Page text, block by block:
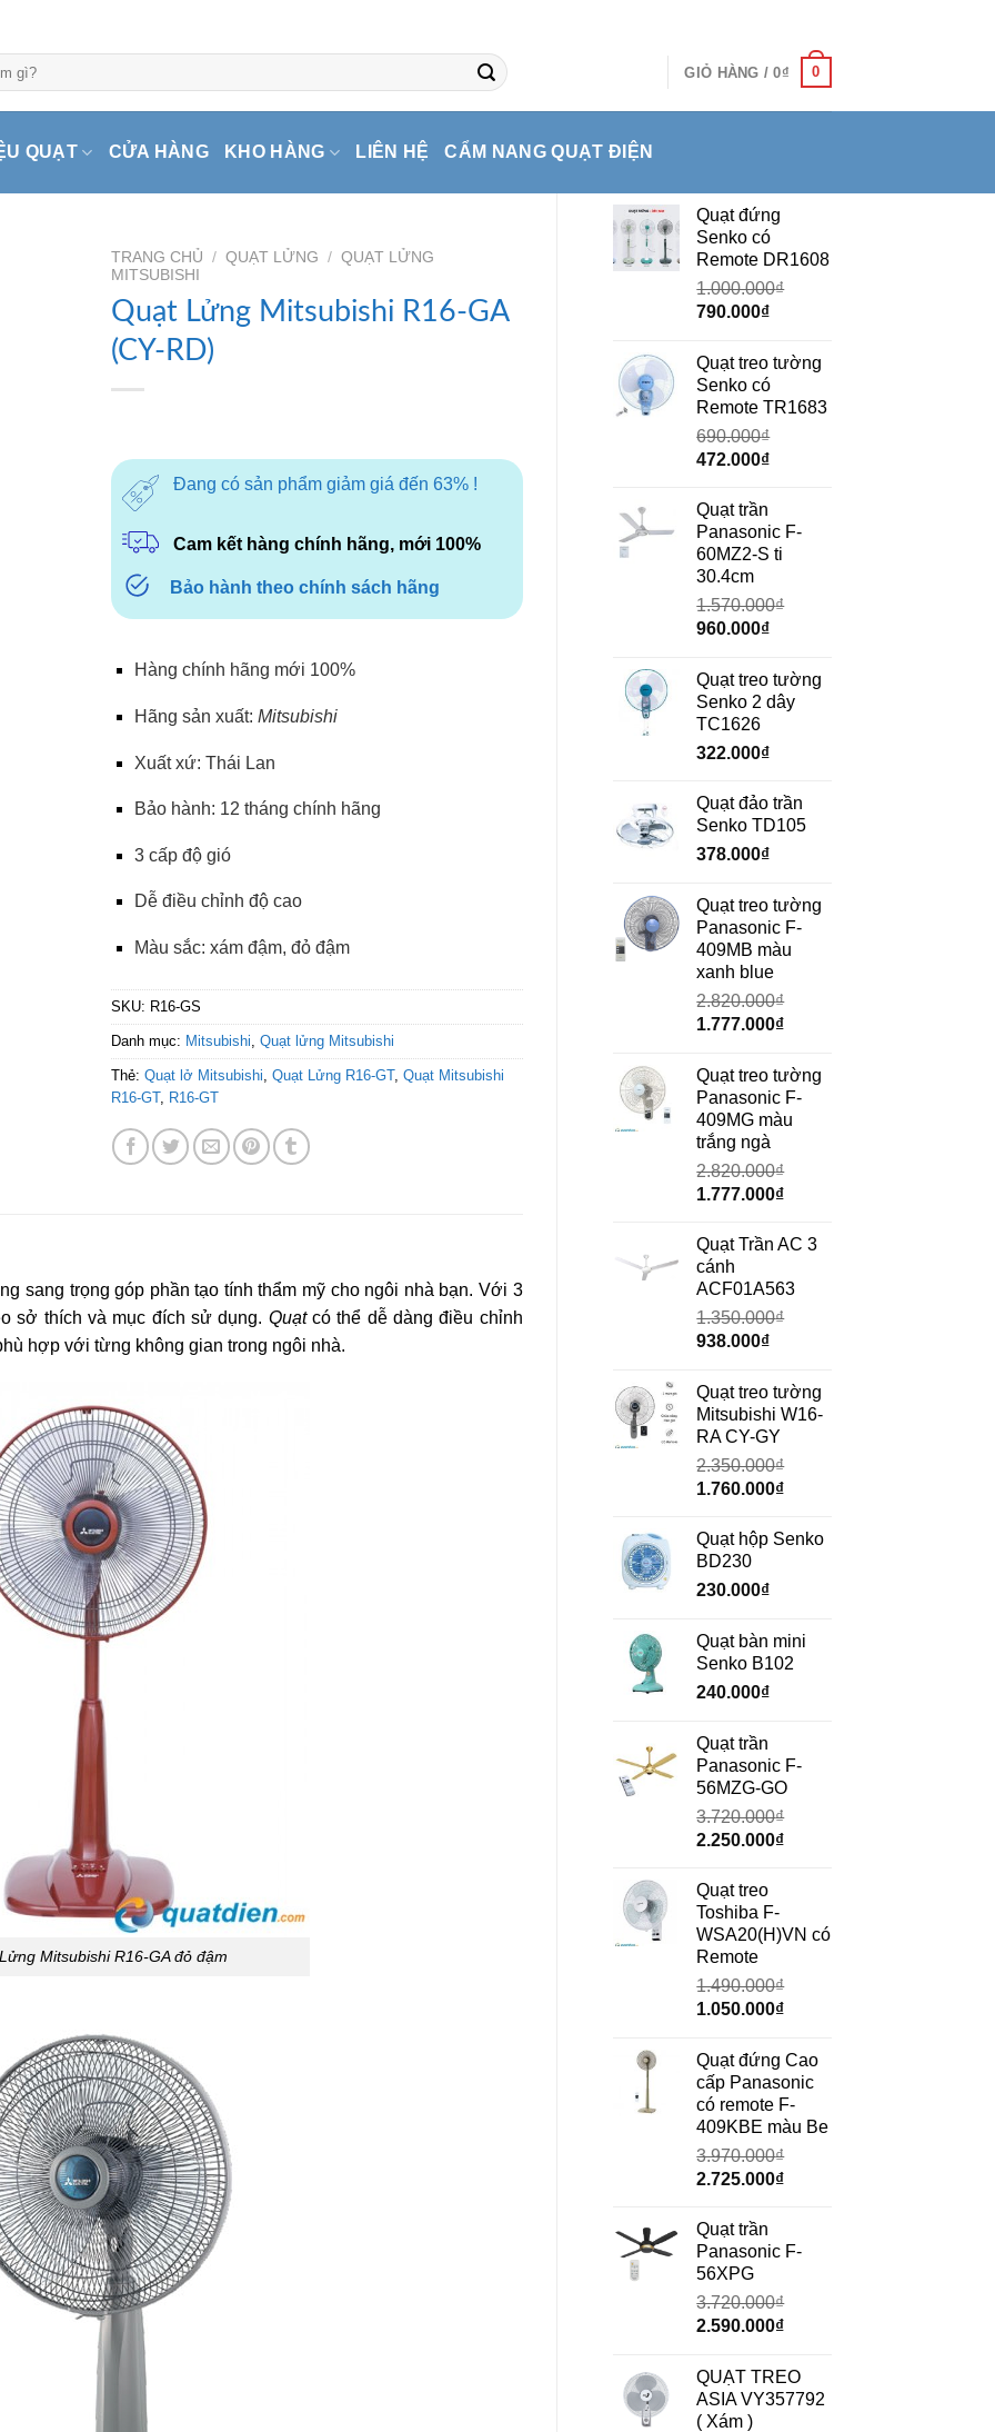
GIỎ HÀNG /0₫ 0
QUẠT CỬA HÀNG KHO HÀNG LIÊN HỆ CẨM NANG QUẠT ĐIỆN
Quạt đứng
Senko có
Remote DR1608
1.000.000₫
Giá
là:
1.000.000₫.
790.000₫Giá
tại
là:
790.000₫.
Quạt treo tường
Senko có
Remote TR1683
690.000₫
Giá
là:
690.000₫.
472.000₫Giá
là:
472.000₫.
Quạt trần
Panasonic F-
60MZ2-S ti
30.4cm
1.570.000₫
Giá
là:
1.570.000₫.
960.000₫Giá
tại
là:
Quạt treo tường
Senko 2 dây
TC1626
322.000₫
Quạt đảo trần
Senko TD105
378.000₫
Quạt treo tường
Panasonic F-
409MB màu
xanh blue
2.820.000₫
Giá
là:
2.820.000₫.
1.777.000₫Giá
tại
là:
1.777.000₫.
Quạt treo tường
Panasonic F-
409MG màu
trắng ngà
2.820.000₫
Giá
là:
2.820.000₫.
1.777.000₫Giá
tại
1.777.000₫.
Quạt Trần AC 3
cánh
ACF01A563
1.350.000₫
Giá
là:
1.350.000₫.
938.000₫Giá
tại
là:
938.000₫.
Quạt treo tường
Mitsubishi W16-
RA CY-GY
2.350.000₫
Giá
là:
2.350.000₫.
1.760.000₫Giá
tại
Quạt hộp Senko
BD230
230.000₫
Quạt bàn mini
Senko B102
240.000₫
Quạt trần
Panasonic F-
56MZG-GO
3.720.000₫
Giá
là:
3.720.000₫.
2.250.000₫Giá
2.250.000₫.
Quạt treo
Toshiba F-
WSA20(H)VN có
Remote
1.490.000₫
Giá
là:
1.490.000₫.
1.050.000₫Giá
tại
là:
1.050.000₫.
Quạt đứng Cao
cấp Panasonic
có remote F-
409KBE màu Be
3.970.000₫
Giá
là:
3.970.000₫.
2.725.000₫Giá
là:
Quạt trần
Panasonic F-
56XPG
3.720.000₫
Giá
là:
3.720.000₫.
2.590.000₫Giá
tại
là:
QUẠT TREO
ASIA VY357792
( Xám )
TRANG CHỦ / QUẠT LỬNG / QUẠT LỬNG
MITSUBISHI
Quạt Lửng Mitsubishi R16-GA
(CY-RD)
Đang có sản phẩm giảm giá đến 63% !
Cam kết hàng chính hãng, mới 100%
Bảo hành theo chính sách hãng
Hàng chính hãng mới 100%
Hãng sản xuất: Mitsubishi
Xuất xứ: Thái Lan
Bảo hành: 12 tháng chính hãng
3 cấp độ gió
Dễ điều chỉnh độ cao
Màu sắc: xám đậm, đỏ đậm
SKU: R16-GS
Danh mục: Mitsubishi Quạt lửng Mitsubishi
Thẻ: Quạt lở Mitsubishi Quạt Lửng R16-GT, Quạt Mitsubishi
R16-GT, R16-GT
sang trọng góp phần tạo tính thẩm mỹ cho ngôi nhà bạn. Với 3
sở thích và mục đích sử dụng. Quạtcó thể dễ dàng điều chỉnh
hợp với từng không gian trong ngôi nhà.
Mitsubishi R16-GA đỏ đậm